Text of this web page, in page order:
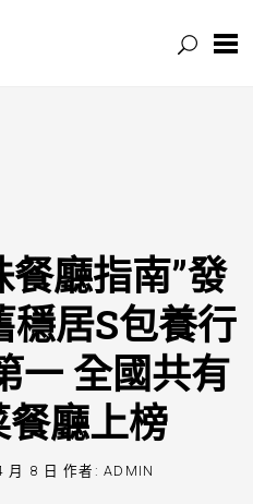
廳指南”發
穩居S包養行
一 全國共有
廳上榜
月 8 日 作者:ADMIN